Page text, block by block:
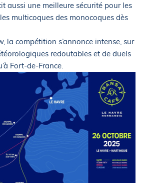
aussi une meilleure sécurité pour les
multicoques des monocoques dès
la compétition s’annonce intense, sur
redoutables et de duels
Fort-de-France.